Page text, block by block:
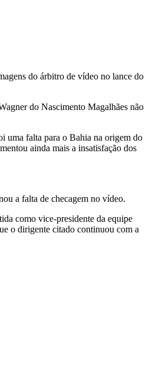
do árbitro de vídeo no lance do
do Nascimento Magalhães não
uma falta para o Bahia na origem do
ainda mais a insatisfação dos
a falta de checagem no vídeo.
como vice-presidente da equipe
o dirigente citado continuou com a